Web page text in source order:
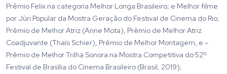
Prêmio Felix na categoria Melhor Longa Brasileiro; e Melhor filme
por Júri Popular da Mostra Geração do Festival de Cinema do Rio;
Prêmio de Melhor Atriz (Anne Mota), Prêmio de Melhor Atriz
Coadjuvante (Thaís Schier), Prêmio de Melhor Montagem, e –
Prêmio de Melhor Trilha Sonora na Mostra Competitiva do 52º
Festival de Brasília do Cinema Brasileiro (Brasil, 2019);